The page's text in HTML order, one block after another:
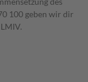
100 geben wir dir